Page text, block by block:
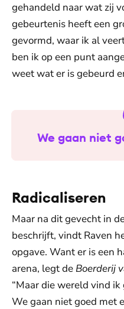
gehandeld naar wat zij
gebeurtenis heeft een
gevormd, waar ik al
ben ik op een punt
weet wat er is gebeurd
We gaan niet
Radicaliseren
Maar na dit gevecht in
beschrijft, vindt Raven
opgave. Want er is een
arena, legt de Boerderij
“Maar die wereld vind
We gaan niet goed met